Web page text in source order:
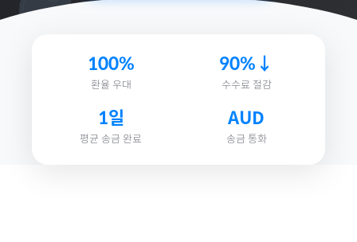
100%
환율 우대
90%↓
수수료 절감
1일
평균 송금 완료
AUD
송금 통화